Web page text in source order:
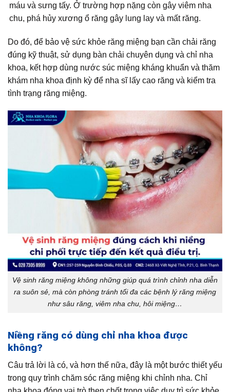
máu và sưng tấy. Ở trường hợp nặng còn gây viêm nha
chu, phá hủy xương ổ răng gây lung lay và mất răng.
Do đó, để bảo vệ sức khỏe răng miệng bạn cần chải răng
đúng kỹ thuật, sử dụng bàn chải chuyên dụng và chỉ nha
khoa, kết hợp dùng nước súc miệng kháng khuẩn và thăm
khám nha khoa định kỳ để nha sĩ lấy cao răng và kiểm tra
tình trạng răng miệng.
Vệ sinh răng miệng không những giúp quá trình chỉnh nha diễn
ra suôn sẻ, mà còn phòng tránh tối đa các bệnh lý răng miệng
như sâu răng, viêm nha chu, hôi miệng…
Niềng răng có dùng chỉ nha khoa được
không?
Câu trả lời là có, và hơn thế nữa, đây là một bước thiết yếu
trong quy trình chăm sóc răng miệng khi chỉnh nha. Chỉ